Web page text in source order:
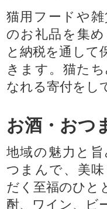
猫用フードや
のお礼品を集
と納税を通して
きます。猫た
なれる寄付をし
お酒・おつ
地域の魅力と
つまんで、美
だく至福のひと
酎、ワイン、ビ